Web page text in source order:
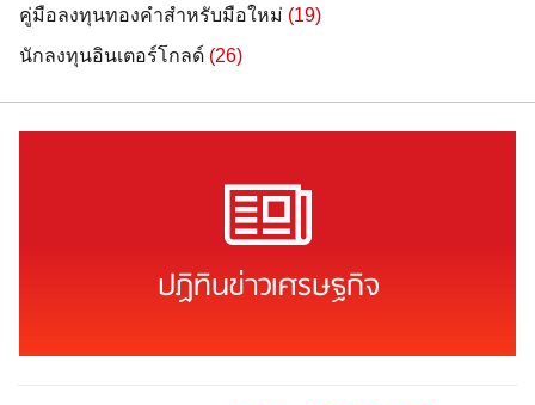
คู่มือลงทุนทองคำสำหรับมือใหม่ (19)
นักลงทุนอินเตอร์โกลด์ (26)
ปฏิทินข่าวเศรษฐกิจ